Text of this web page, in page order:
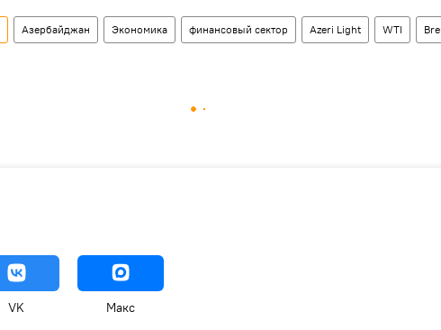
Азербайджан Экономика финансовый сектор Azeri Light WTI
VK Макс